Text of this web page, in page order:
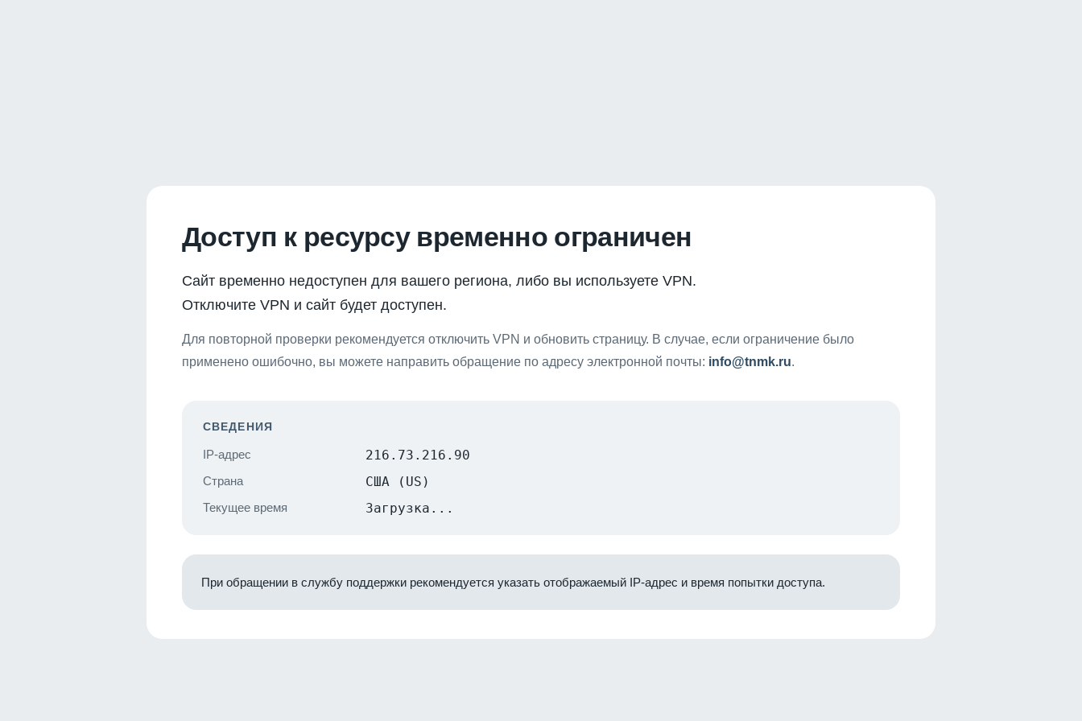
Доступ к ресурсу временно ограничен
Сайт временно недоступен для вашего региона, либо вы используете VPN.
Отключите VPN и сайт будет доступен.
Для повторной проверки рекомендуется отключить VPN и обновить страницу. В случае, если ограничение было
применено ошибочно, вы можете направить обращение по адресу электронной почты: info@tnmk.ru.
СВЕДЕНИЯ
IP-адрес 216.73.216.90
Страна США (US)
Текущее время Загрузка...
При обращении в службу поддержки рекомендуется указать отображаемый IP-адрес и время попытки доступа.